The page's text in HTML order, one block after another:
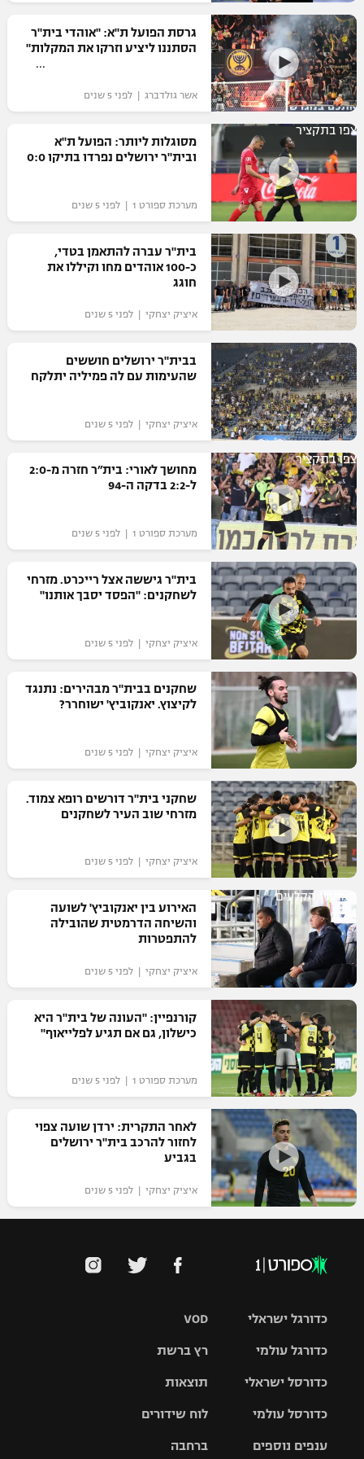
רשיון להקרנה פומבית לבית עסק
הצטרפות לחבילת הערוצים
לוח דרושים – ג'ובנט
תגיות
המגזין
גרסת הפועל ת"א: "אוהדי בית"ר
הסתננו ליציע וזרקו את המקלות"
אשר גולדברג | לפני 5 שנים
צפו בתקציר
מסוגלות ליותר: הפועל ת"א
ובית"ר ירושלים נפרדו בתיקו 0:0
מערכת ספורט 1 | לפני 5 שנים
בית"ר עברה להתאמן בטדי,
כ-100 אוהדים מחו וקיללו את
חוגג
איציק יצחקי | לפני 5 שנים
בבית"ר ירושלים חוששים
שהעימות עם לה פמיליה יתלקח
איציק יצחקי | לפני 5 שנים
צפו בתקציר
מחושך לאורי: בית״ר חזרה מ-2:0
ל-2:2 בדקה ה-94
מערכת ספורט 1 | לפני 5 שנים
בית"ר גיששה אצל רייכרט. מזרחי
לשחקנים: "הפסד יסבך אותנו"
איציק יצחקי | לפני 5 שנים
שחקנים בבית"ר מבהירים: נתנגד
לקיצוץ. יאנקוביץ' ישוחרר?
איציק יצחקי | לפני 5 שנים
שחקני בית"ר דורשים רופא צמוד.
מזרחי שוב העיר לשחקנים
איציק יצחקי | לפני 5 שנים
מאחורי הקלעים
האירוע בין יאנקוביץ' לשועה
והשיחה הדרמטית שהובילה
להתפטרות
איציק יצחקי | לפני 5 שנים
קורנפיין: "העונה של בית"ר היא
כישלון, גם אם תגיע לפלייאוף"
מערכת ספורט 1 | לפני 5 שנים
לאחר התקרית: ירדן שועה צפוי
לחזור להרכב בית"ר ירושלים
בגביע
איציק יצחקי | לפני 5 שנים
VOD
רץ ברשת
תוצאות
לוח שידורים
ברחבה
כדורגל ישראלי
גביע הטוטו
כדורגל עולמי
האלופות
ליגה
כדורסל ישראלי
סל
כדורסל עולמי
ענפים נוספים